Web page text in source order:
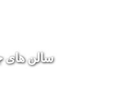
سالن